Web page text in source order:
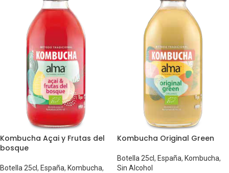
Kombucha Açai y Frutas del
bosque
Botella 25cl, España, Kombucha,
Kombucha Original Green
Botella 25cl, España, Kombucha,
Sin Alcohol